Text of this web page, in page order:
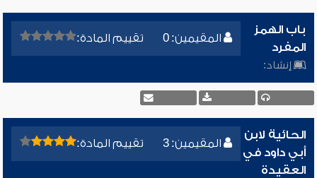
المقيمين: 0 تقييم المادة:
باب الهمز
المفرد
إنشاد:
المقيمين: 3 تقييم المادة:
الحائية لابن
أبي داود في
العقيدة